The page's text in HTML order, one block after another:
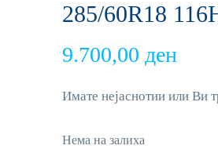
285/60R18
9.700,00 ден
Имате нејаснотии или Ви
Нема на залиха